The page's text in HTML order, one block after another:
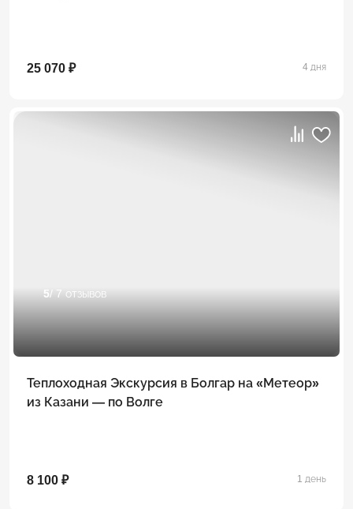
25 070 ₽ 4 дня
5/ 7 отзывов
Теплоходная Экскурсия в Болгар на «Метеор»
из Казани — по Волге
8 100 ₽ 1 день